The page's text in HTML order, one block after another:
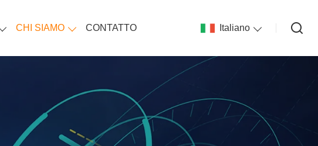
CHI SIAMO CONTATTO Italiano